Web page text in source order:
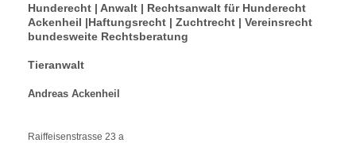
Hunderecht | Anwalt | Rechtsanwalt für Hunderecht
Ackenheil |Haftungsrecht | Zuchtrecht | Vereinsrecht
bundesweite Rechtsberatung
Tieranwalt
Andreas Ackenheil
Raiffeisenstrasse 23 a